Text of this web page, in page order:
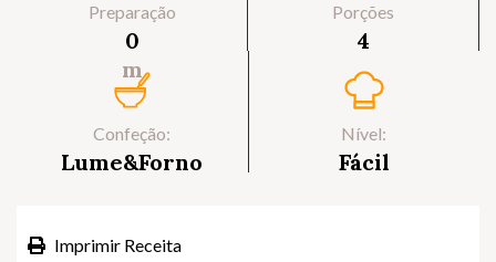
Preparação
0
m
Porções
4
Confeção:
Lume&Forno
Nível:
Fácil
Imprimir Receita